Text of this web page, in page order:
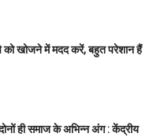
को खोजने में मदद करें, बहुत परेशान हैं
ही समाज के अभिन्न अंग : केंद्रीय